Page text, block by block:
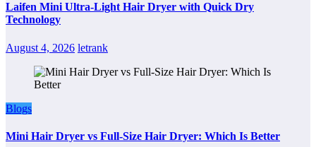
Laifen Mini Ultra-Light Hair Dryer with Quick Dry
Technology
August 4, 2026 letrank
Blogs
Mini Hair Dryer vs Full-Size Hair Dryer: Which Is Better